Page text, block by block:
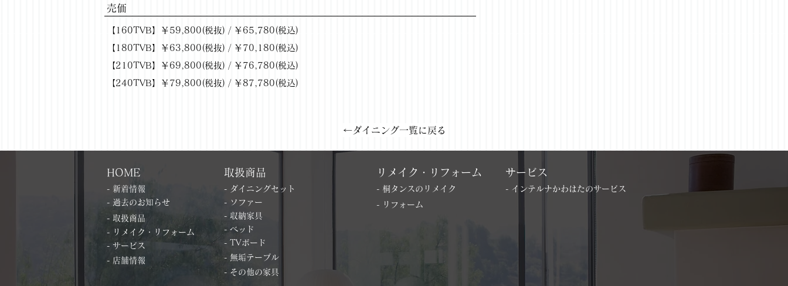
​売価
【160TVB】￥59,800(税抜) / ￥65,780(税込)
【180TVB】￥63,800(税抜) / ￥70,180(税込)
【210TVB】￥69,800(税抜) / ￥76,780(税込)
【240TVB】￥79,800(税抜) / ￥87,780(税込)
←ダイニング一覧に戻る
HOME
- 新着情報
- 過去のお知らせ
- 取扱商品
- リメイク・リフォーム
- サービス
- 店舗情報
取扱商品
- ダイニングセット
- ソファー
- 収納家具
- ベッド
- TVボード
- 無垢テーブル
リメイク・リフォーム
- 桐タンスのリメイク
サービス
- インテルナかわはたのサービス
- リフォーム
- その他の家具